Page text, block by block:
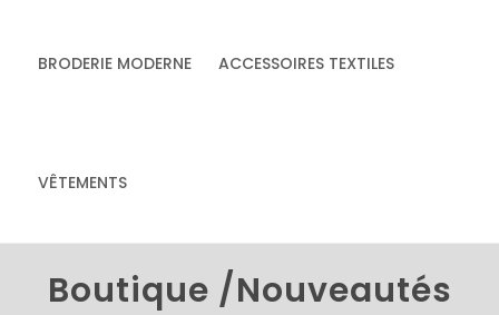
écoresponsables
BRODERIE MODERNE ACCESSOIRES TEXTILES
VÊTEMENTS
Boutique /Nouveautés